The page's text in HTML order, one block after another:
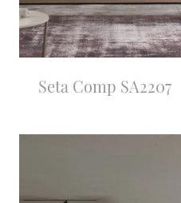
Seta Comp SA2207